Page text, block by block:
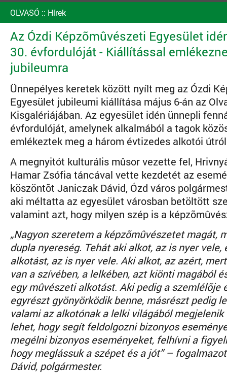
OLVASÓ :: Hírek
Az Ózdi Képzõmûvészeti Egyesület
30. évfordulóját - Kiállítással
jubileumra
Ünnepélyes keretek között nyílt meg az Ózdi
Egyesület jubileumi kiállítása május 6-án az
Kisgalériájában. Az egyesület idén ünnepli
évfordulóját, amelynek alkalmából a tagok
emlékeztek meg a három évtizedes alkotói
A megnyitót kulturális mûsor vezette fel,
Hamar Zsófia táncával vette kezdetét az
köszöntõt Janiczak Dávid, Ózd város
aki méltatta az egyesület városban betöltött
valamint azt, hogy milyen szép is a
„Nagyon szeretem a képzõmûvészetet magát,
dupla nyereség. Tehát aki alkot, az is nyer vele,
alkotást, az is nyer vele. Aki alkot, az azért,
van a szívében, a lelkében, azt kiönti magából
egy mûvészeti alkotást. Aki pedig a szemlélõje
egyrészt gyönyörködik benne, másrészt pedig
valami az alkotónak a lelki világából
lehet, hogy segít feldolgozni bizonyos
megélni bizonyos eseményeket, felhívni a
hogy meglássuk a szépet és a jót” –
Dávid, polgármester.